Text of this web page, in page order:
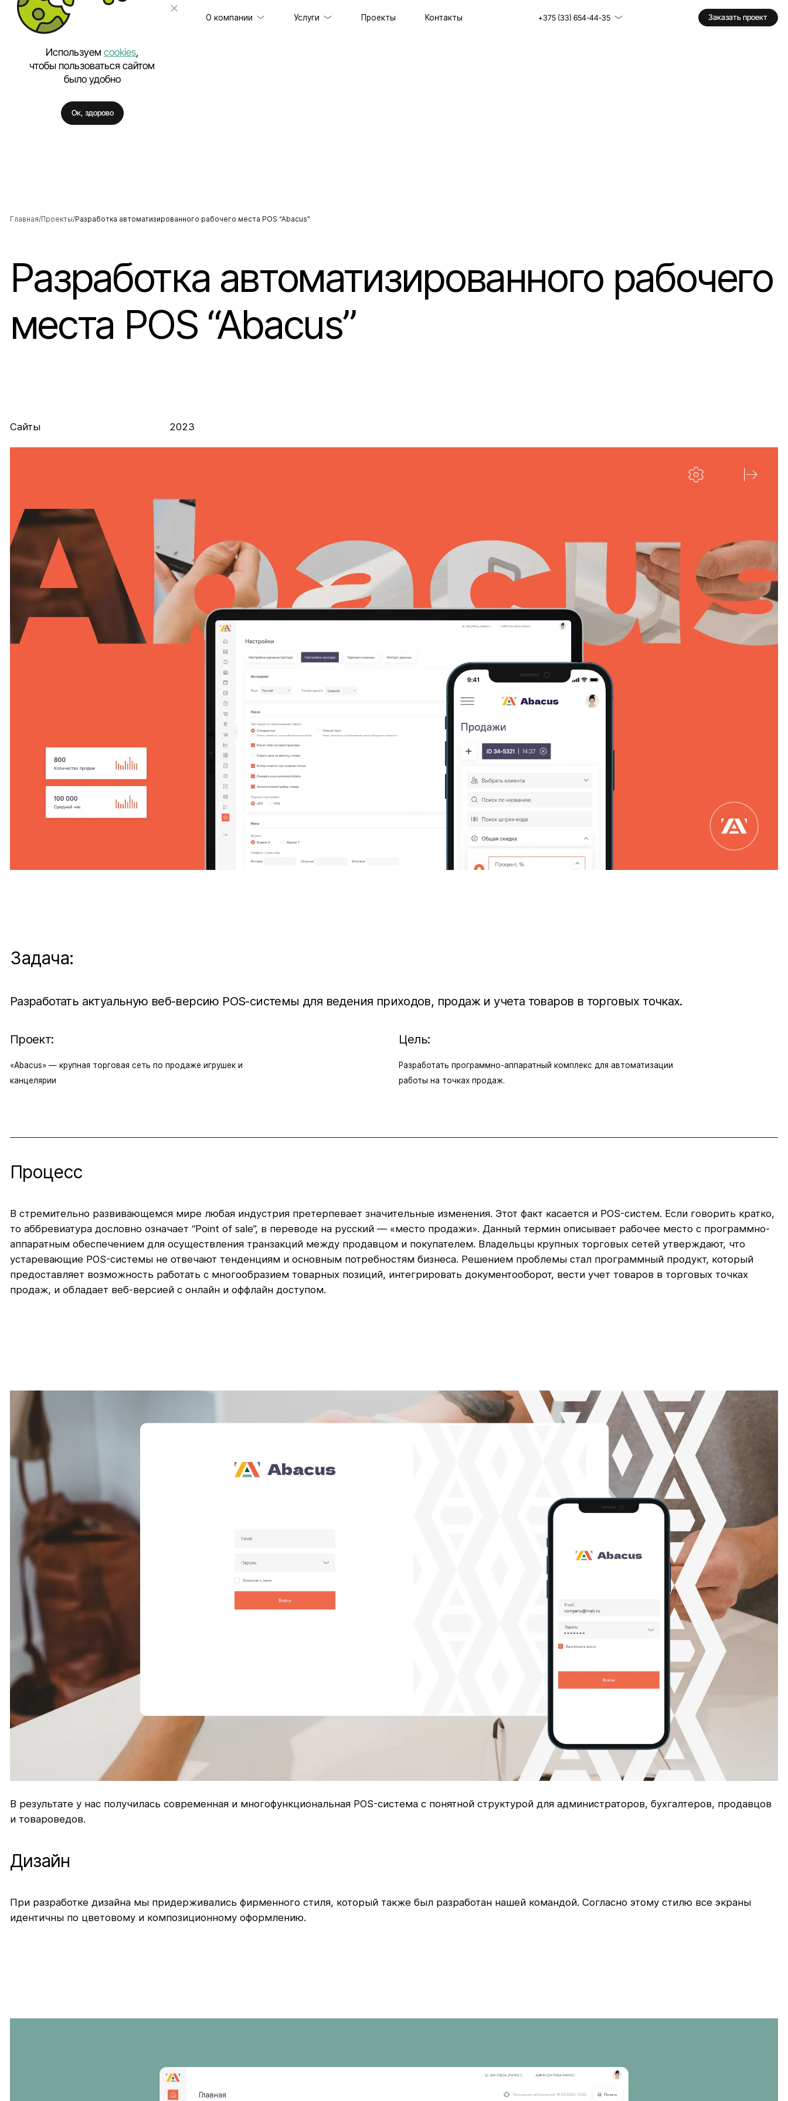
О компании Услуги
Разработка фирменного стиля
Проекты Контакты +375 (33) 654-44-35 Заказать проект
Главная Проекты Разработка автоматизированного рабочего места POS “Abacus”
Разработка автоматизированного рабочего
места POS “Abacus”
Сайты 2023
Задача:
Разработать актуальную веб-версию POS-системы для ведения приходов, продаж и учета товаров в торговых точках.
Проект:
«Abacus» — крупная торговая сеть по продаже игрушек и
канцелярии
Цель:
Разработать программно-аппаратный комплекс для автоматизации
работы на точках продаж.
Процесс
В стремительно развивающемся мире любая индустрия претерпевает значительные изменения. Этот факт касается и POS-систем. Если говорить кратко,
то аббревиатура дословно означает “Point of sale”, в переводе на русский — «место продажи». Данный термин описывает рабочее место с программно-
аппаратным обеспечением для осуществления транзакций между продавцом и покупателем. Владельцы крупных торговых сетей утверждают, что
устаревающие POS-системы не отвечают тенденциям и основным потребностям бизнеса. Решением проблемы стал программный продукт, который
предоставляет возможность работать с многообразием товарных позиций, интегрировать документооборот, вести учет товаров в торговых точках
продаж, и обладает веб-версией с онлайн и оффлайн доступом.
В результате у нас получилась современная и многофункциональная POS-система с понятной структурой для администраторов, бухгалтеров, продавцов
и товароведов.
Дизайн
При разработке дизайна мы придерживались фирменного стиля, который также был разработан нашей командой. Согласно этому стилю все экраны
идентичны по цветовому и композиционному оформлению.
Используемcookies,
чтобы пользоваться сайтом
было удобно
Ок, здорово